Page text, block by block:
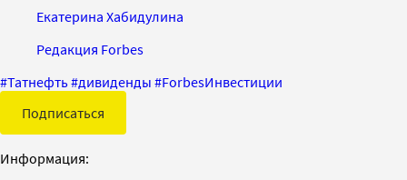
Екатерина Хабидулина
Редакция Forbes
#Татнефть#дивиденды #ForbesИнвестиции
Подписаться
Информация: